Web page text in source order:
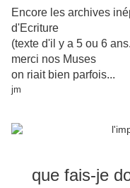
Encore les archives
d'Ecriture
(texte d'il y a 5 ou 6
merci nos Muses
on riait bien parfois...
jm
que fais-je